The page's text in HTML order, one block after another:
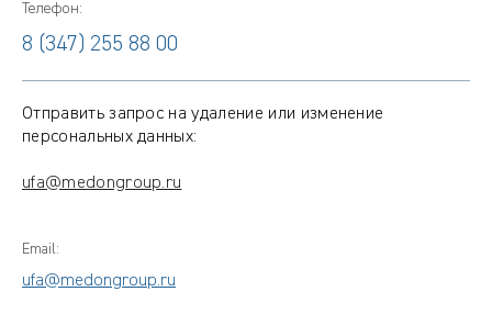
Телефон:
8 (347) 255 88 00
Отправить запрос на удаление или изменение
персональных данных:
ufa@medongroup.ru
Email:
ufa@medongroup.ru